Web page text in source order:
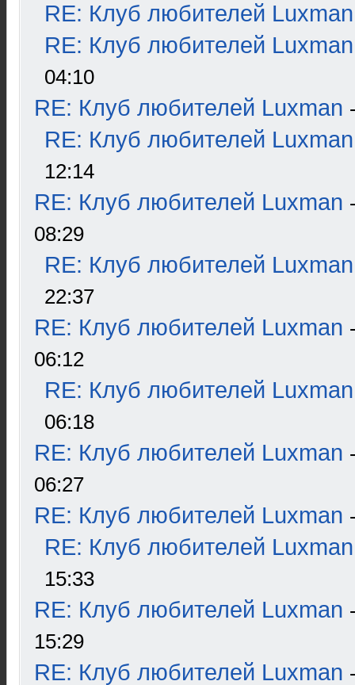
RE: Клуб любителей Luxman
RE: Клуб любителей Luxman
04:10
RE: Клуб любителей Luxman
RE: Клуб любителей Luxman
12:14
RE: Клуб любителей Luxman
08:29
RE: Клуб любителей Luxman
22:37
RE: Клуб любителей Luxman
06:12
RE: Клуб любителей Luxman
06:18
RE: Клуб любителей Luxman
06:27
RE: Клуб любителей Luxman
RE: Клуб любителей Luxman
15:33
RE: Клуб любителей Luxman
15:29
RE: Клуб любителей Luxman